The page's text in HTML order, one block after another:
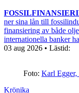
ner sina lån till
finansiering av både
internationella banker
03 aug 2026 • Lästid:
Foto: Karl Egger,
Krönika